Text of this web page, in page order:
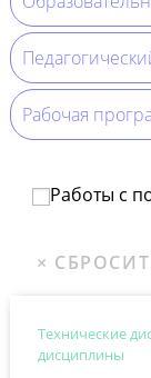
Рабочая
Работы с
Технические
дисциплины